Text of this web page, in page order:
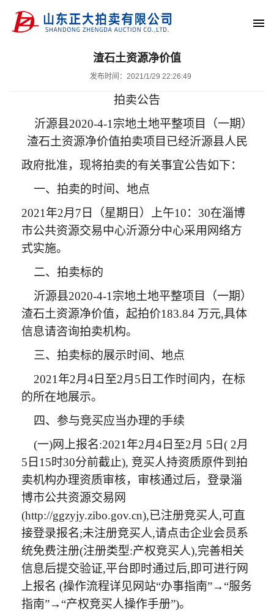
渣石土资源净价值
发布时间：2021/1/29 22:26:49
拍卖公告
沂源县2020-4-1宗地土地平整项目（一期）
渣石土资源净价值拍卖项目已经沂源县人民
政府批准，现将拍卖的有关事宜公告如下：
一、拍卖的时间、地点
2021年2月7日（星期日）上午10：30在淄博
市公共资源交易中心沂源分中心采用网络方
式实施。
二、拍卖标的
沂源县2020-4-1宗地土地平整项目（一期）
渣石土资源净价值，起拍价183.84 万元,具体
信息请咨询拍卖机构。
三、拍卖标的展示时间、地点
2021年2月4日至2月5日工作时间内，在标
的所在地展示。
四、参与竞买应当办理的手续
(一)网上报名:2021年2月4日至2月 5日( 2月
5日15时30分前截止), 竞买人持资质原件到拍
卖机构办理资质审核，审核通过后，登录淄
博市公共资源交易网
(http://ggzyjy.zibo.gov.cn),已注册竞买人,可直
接登录报名;未注册竞买人,请点击企业会员系
统免费注册(注册类型:产权竞买人),完善相关
信息后提交验证,平台即时通过后,即可进行网
上报名 (操作流程详见网站“办事指南”→“服务
指南”→“产权竞买人操作手册”)。